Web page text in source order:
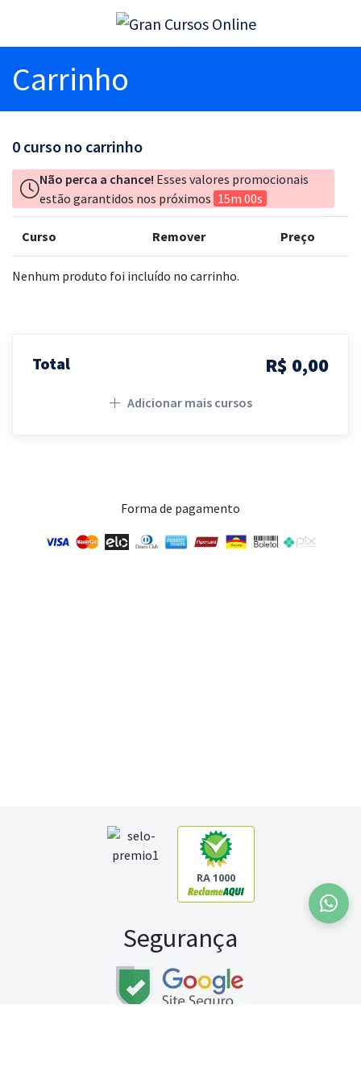
Carrinho
0 curso no carrinho
Não perca a chance! Esses valores promocionais
estão garantidos nos próximos 15m 00s
Curso Remover Preço
Nenhum produto foi incluído no carrinho.
Total R$ 0,00
Adicionar mais cursos
Forma de pagamento
RA 1000
Segurança